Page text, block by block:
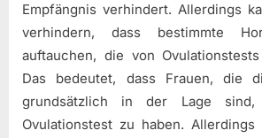
Empfängnis verhindert. Allerdings
verhindern, dass bestimmte
auftauchen, die von
Das bedeutet, dass Frauen, die
grundsätzlich in der Lage sind,
Ovulationstest zu haben.